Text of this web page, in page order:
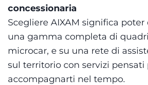
concessionaria
Scegliere AIXAM significa poter
una gamma completa di
microcar, e su una rete di
sul territorio con servizi pensati
accompagnarti nel tempo.